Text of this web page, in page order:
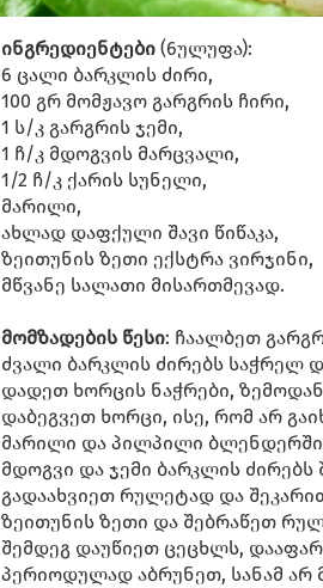
ინგრედიენტები (6ულუფა):
6 ცალი ბარკლის ძირი,
100 გრ მომჟავო გარგრის ჩირი,
1 ს/კ გარგრის ჯემი,
1 ჩ/კ მდოგვის მარცვალი,
1/2 ჩ/კ ქარის სუნელი,
მარილი,
ახლად დაფქული შავი წიწაკა,
ზეითუნის ზეთი ექსტრა ვირჯინი,
მწვანე სალათი მისართმევად.
მომზადების წესი: ჩაალბეთ
ძვალი ბარკლის ძირებს საჭრელ
დადეთ ხორცის ნაჭრები,
დაბეგვეთ ხორცი, ისე, რომ არ
მარილი და პილპილი ბლენდერში
მდოგვი და ჯემი ბარკლის ძირებს
გადაახვიეთ რულეტად და
ზეითუნის ზეთი და შებრაწეთ
შემდეგ დაუწიეთ ცეცხლს,
პერიოდულად აბრუნეთ, სანამ არ